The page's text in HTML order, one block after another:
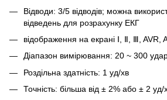
Відводи: 3/5 відводів; можна
відведень для розрахунку ЕКГ
відображення на екрані Ⅰ, Ⅱ, Ⅲ, AVR,
Діапазон вимірювання: 20 ~ 300
Роздільна здатність: 1 уд/хв
Точність: більша від ± 2% або ± 2 уд/